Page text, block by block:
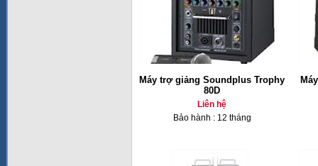
Máy trợ giảng Soundplus Trophy
80D
Liên hệ
Bảo hành : 12 tháng